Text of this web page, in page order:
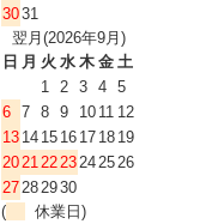
3031
翌月(2026年9月)
日 月 火 水 木 金 土
1 2 3 4 5
6 7 8 9 10 11 12
13 14 15 16 17 18 19
20212223242526
27282930
(
休業日)